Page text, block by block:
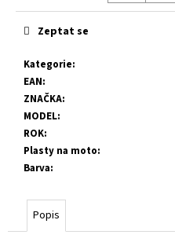
Kategorie:
EAN:
ZNAČKA:
MODEL:
ROK:
Plasty na moto:
Barva:
Zeptat se
Popis
o
u
m